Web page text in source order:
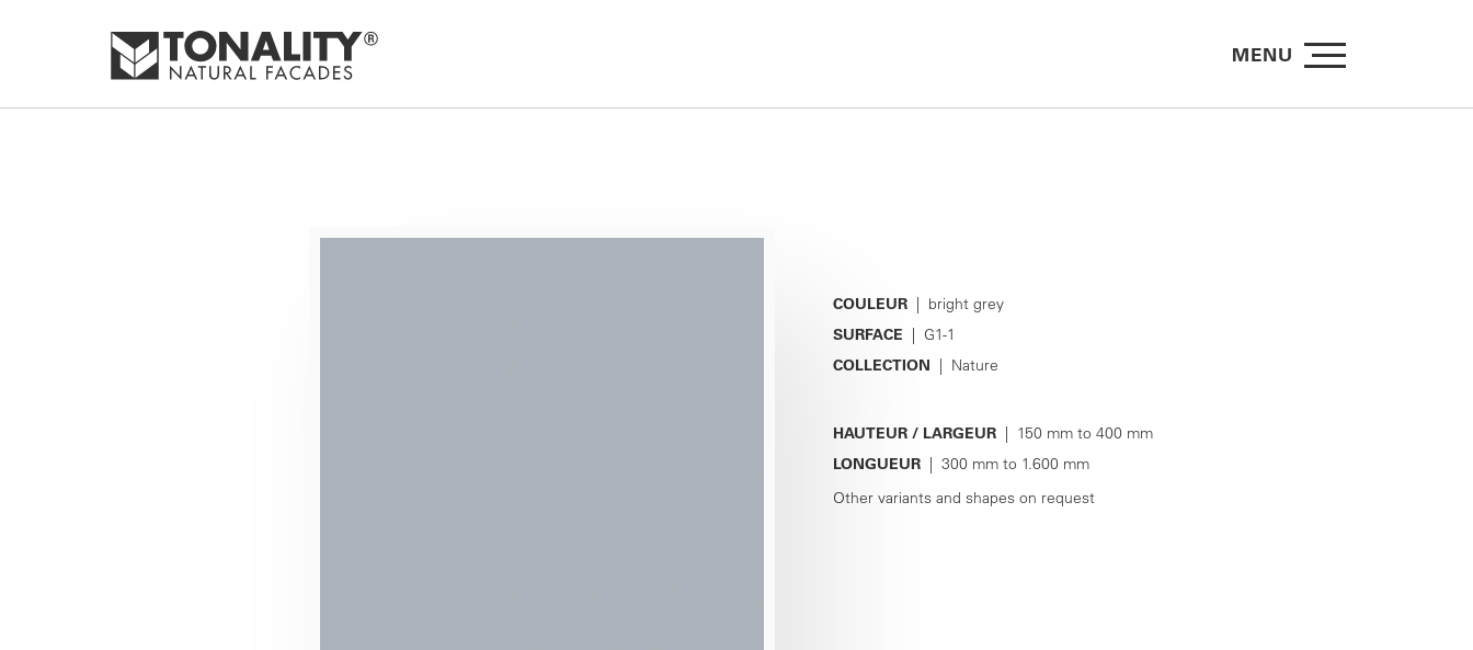
MENU
COULEUR | bright grey
SURFACE | G1-1
COLLECTION | Nature
HAUTEUR / LARGEUR | 150 mm to 400 mm
LONGUEUR | 300 mm to 1.600 mm
Other variants and shapes on request